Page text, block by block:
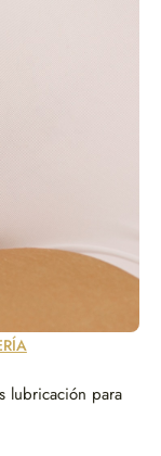
lubricación para